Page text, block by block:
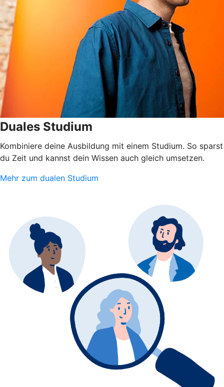
Duales Studium
Kombiniere deine Ausbildung mit einem Studium. So sparst
du Zeit und kannst dein Wissen auch gleich umsetzen.
Mehr zum dualen Studium